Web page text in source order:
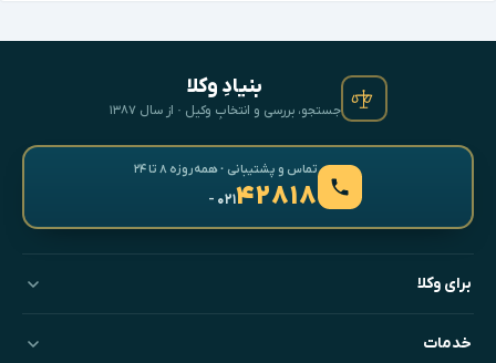
بنیادِ وکلا
جستجو، بررسی و انتخابِ وکیل · از سال ۱۳۸۷
تماس و پشتیبانی · همه‌روزه ۸ تا ۲۴
۴۲۸۱۸- ۰۲۱
برای وکلا
خدمات